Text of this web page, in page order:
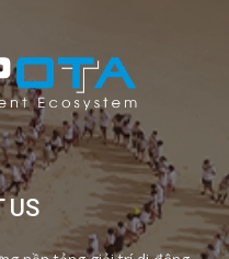
US